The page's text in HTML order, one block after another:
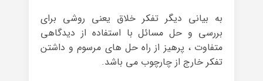
به بیانی دیگر تفکر خلاق یعنی روشی برای
بررسی و حل مسائل با استفاده از دیدگاهی
متفاوت ، پرهیز از راه حل های مرسوم و داشتن
تفکر خارج از چارچوب می باشد.